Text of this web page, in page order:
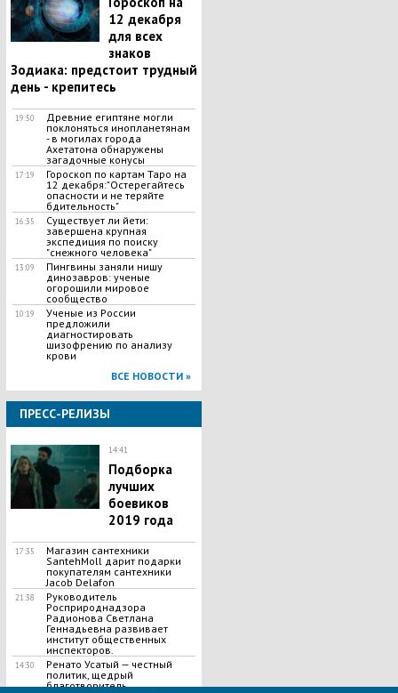
12 декабря
для всех
знаков
Зодиака: предстоит трудный
день - крепитесь
19:50
Древние египтяне могли
поклоняться инопланетянам
- в могилах города
Ахетатона обнаружены
загадочные конусы
17:19
Гороскоп по картам Таро на
12 декабря:"Остерегайтесь
опасности и не теряйте
бдительность"
16:35
Существует ли йети:
завершена крупная
экспедиция по поиску
"снежного человека"
13:09
Пингвины заняли нишу
динозавров: ученые
огорошили мировое
сообщество
10:19
Ученые из России
предложили
диагностировать
шизофрению по анализу
крови
ВСЕ НОВОСТИ »
ПРЕСС-РЕЛИЗЫ
14:41
Подборка
лучших
боевиков
2019 года
17:35
Магазин сантехники
SantehMoll дарит подарки
покупателям сантехники
Jacob Delafon
21:38
Руководитель
Росприроднадзора
Радионова Светлана
Геннадьевна развивает
институт общественных
инспекторов.
14:30
Ренато Усатый — честный
политик, щедрый
благотворитель.